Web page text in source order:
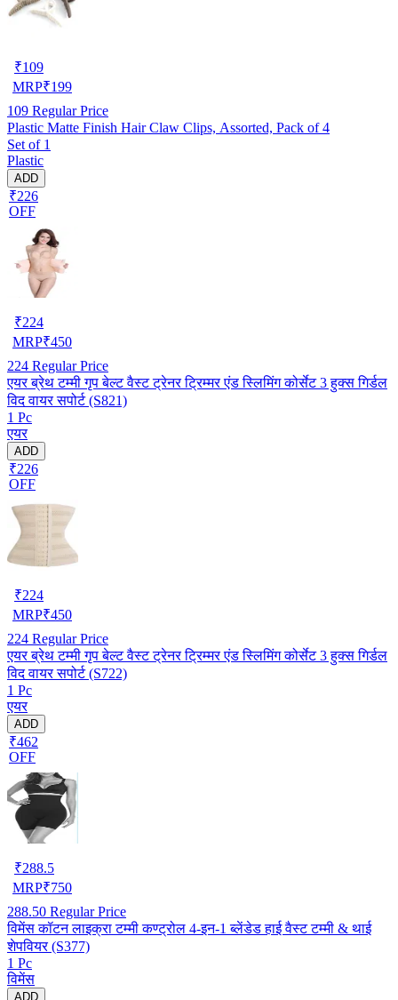
₹109
MRP₹199
109 Regular Price
Plastic Matte Finish Hair Claw Clips, Assorted, Pack of 4
Set of 1
Plastic
ADD
₹226
OFF
₹224
MRP₹450
224 Regular Price
एयर ब्रेथ टम्मी गृप बेल्ट वैस्ट ट्रेनर ट्रिम्मर एंड स्लिमिंग कोर्सेट 3 हुक्स गिर्डल
विद वायर सपोर्ट (S821)
1 Pc
एयर
ADD
₹226
OFF
₹224
MRP₹450
224 Regular Price
एयर ब्रेथ टम्मी गृप बेल्ट वैस्ट ट्रेनर ट्रिम्मर एंड स्लिमिंग कोर्सेट 3 हुक्स गिर्डल
विद वायर सपोर्ट (S722)
1 Pc
एयर
ADD
₹462
OFF
₹288.5
MRP₹750
288.50 Regular Price
विमेंस कॉटन लाइक्रा टम्मी कण्ट्रोल 4-इन-1 ब्लेंडेड हाई वैस्ट टम्मी & थाई
शेपवियर (S377)
1 Pc
विमेंस
ADD